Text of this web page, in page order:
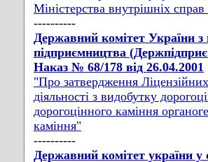
Міністерства внутрішніх
----------
Державний комітет України з
підприємництва
Наказ № 68/178 від 26.04.2001
"Про затвердження
діяльності з видобутку
дорогоцінного каміння
каміння"
----------
Державний комітет україни у